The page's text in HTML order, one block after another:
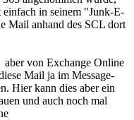
einfach in seinem "Junk-E-
Mail anhand des SCL dort
von Exchange Online
Mail ja im Message-
Hier kann dies aber ein
und auch noch mal